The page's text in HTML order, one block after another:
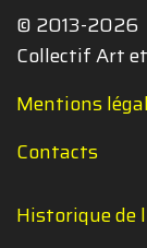
© 2013-2026
Collectif Art
Mentions
Contacts
Historique de